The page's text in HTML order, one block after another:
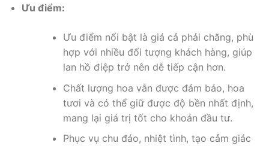
Ưu điểm:
Ưu điểm nổi bật là giá cả phải chăng, phù
hợp với nhiều đối tượng khách hàng, giúp
lan hồ điệp trở nên dễ tiếp cận hơn.
Chất lượng hoa vẫn được đảm bảo, hoa
tươi và có thể giữ được độ bền nhất định,
mang lại giá trị tốt cho khoản đầu tư.
Phục vụ chu đáo, nhiệt tình, tạo cảm giác